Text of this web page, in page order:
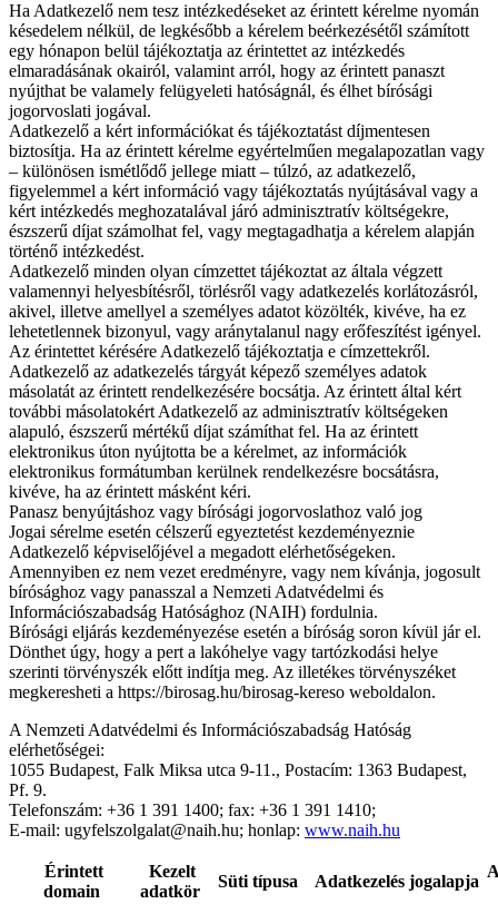
Ha Adatkezelő nem tesz intézkedéseket az érintett kérelme nyomán
késedelem nélkül, de legkésőbb a kérelem beérkezésétől számított
egy hónapon belül tájékoztatja az érintettet az intézkedés
elmaradásának okairól, valamint arról, hogy az érintett panaszt
nyújthat be valamely felügyeleti hatóságnál, és élhet bírósági
jogorvoslati jogával.
Adatkezelő a kért információkat és tájékoztatást díjmentesen
biztosítja. Ha az érintett kérelme egyértelműen megalapozatlan vagy
– különösen ismétlődő jellege miatt – túlzó, az adatkezelő,
figyelemmel a kért információ vagy tájékoztatás nyújtásával vagy a
kért intézkedés meghozatalával járó adminisztratív költségekre,
észszerű díjat számolhat fel, vagy megtagadhatja a kérelem alapján
történő intézkedést.
Adatkezelő minden olyan címzettet tájékoztat az általa végzett
valamennyi helyesbítésről, törlésről vagy adatkezelés korlátozásról,
akivel, illetve amellyel a személyes adatot közölték, kivéve, ha ez
lehetetlennek bizonyul, vagy aránytalanul nagy erőfeszítést igényel.
Az érintettet kérésére Adatkezelő tájékoztatja e címzettekről.
Adatkezelő az adatkezelés tárgyát képező személyes adatok
másolatát az érintett rendelkezésére bocsátja. Az érintett által kért
további másolatokért Adatkezelő az adminisztratív költségeken
alapuló, észszerű mértékű díjat számíthat fel. Ha az érintett
elektronikus úton nyújtotta be a kérelmet, az információk
elektronikus formátumban kerülnek rendelkezésre bocsátásra,
kivéve, ha az érintett másként kéri.
Panasz benyújtáshoz vagy bírósági jogorvoslathoz való jog
Jogai sérelme esetén célszerű egyeztetést kezdeményeznie
Adatkezelő képviselőjével a megadott elérhetőségeken.
Amennyiben ez nem vezet eredményre, vagy nem kívánja, jogosult
bírósághoz vagy panasszal a Nemzeti Adatvédelmi és
Információszabadság Hatósághoz (NAIH) fordulnia.
Bírósági eljárás kezdeményezése esetén a bíróság soron kívül jár el.
Dönthet úgy, hogy a pert a lakóhelye vagy tartózkodási helye
szerinti törvényszék előtt indítja meg. Az illetékes törvényszéket
megkeresheti a https://birosag.hu/birosag-kereso weboldalon.
A Nemzeti Adatvédelmi és Információszabadság Hatóság
elérhetőségei:
1055 Budapest, Falk Miksa utca 9-11., Postacím: 1363 Budapest,
Pf. 9.
Telefonszám: +36 1 391 1400; fax: +36 1 391 1410;
E-mail: ugyfelszolgalat@naih.hu; honlap: www.naih.hu
Érintett
domain
Kezelt
adatkör
Süti típusa Adatkezelés jogalapja